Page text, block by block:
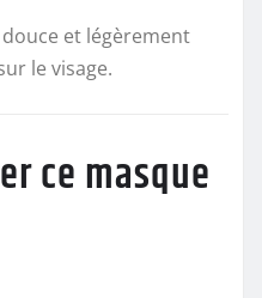
et légèrement
le visage.
ce masque